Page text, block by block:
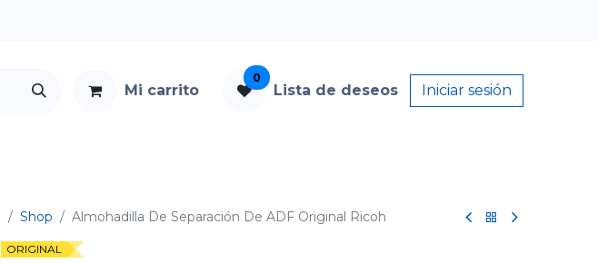
Mi carrito
0
Lista de deseos Iniciar sesión
Shop Almohadilla De Separación De ADF Original Ricoh
ORIGINAL